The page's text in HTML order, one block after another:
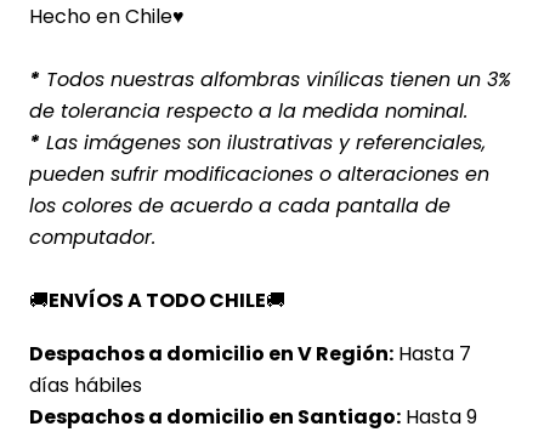
Hecho en Chile♥
* Todos nuestras alfombras vinílicas tienen un 3%
de tolerancia respecto a la medida nominal.
* Las imágenes son ilustrativas y referenciales,
pueden sufrir modificaciones o alteraciones en
los colores de acuerdo a cada pantalla de
computador.
🚚ENVÍOS A TODO CHILE🚚
Despachos a domicilio en V Región: Hasta 7
días hábiles
Despachos a domicilio en Santiago: Hasta 9